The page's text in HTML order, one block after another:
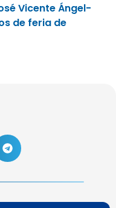
Vicente Ángel-
de feria de